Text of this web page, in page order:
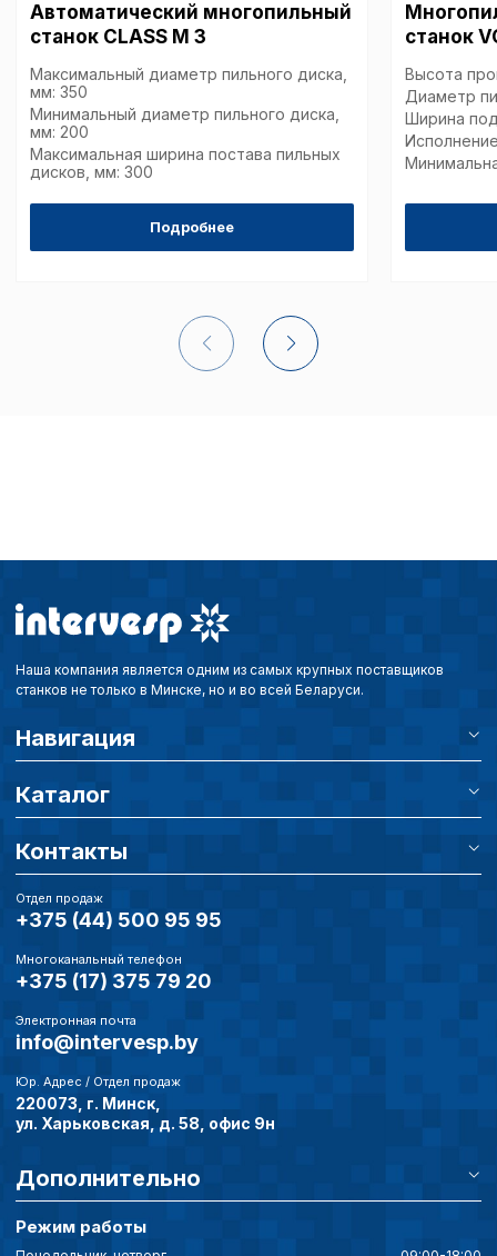
Автоматический многопильный
станок CLASS M 3
Максимальный диаметр пильного диска,
мм: 350
Минимальный диаметр пильного диска,
мм: 200
Максимальная ширина постава пильных
дисков, мм: 300
Подробнее
станок
Высота
Диаметр
Ширина
Наша компания является одним из самых крупных поставщиков
станков не только в Минске, но и во всей Беларуси.
Навигация
Каталог
Контакты
Отдел продаж
+375 (44) 500 95 95
Многоканальный телефон
+375 (17) 375 79 20
Электронная почта
info@intervesp.by
Юр. Адрес / Отдел продаж
220073, г. Минск,
ул. Харьковская, д. 58, офис 9н
Дополнительно
Режим работы